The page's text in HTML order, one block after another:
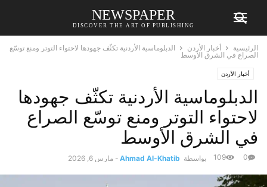
NEWSPAPER
DISCOVER THE ART OF PUBLISHING
الرئيسية أخبار الأردن
الدبلوماسية الأردنية تكثّف جهودها لاحتواء التوتر ومنع توسّع
الصراع في الشرق الأوسط
أخبار الأردن
الدبلوماسية الأردنية تكثّف جهودها
لاحتواء التوتر ومنع توسّع الصراع
في الشرق الأوسط
بواسطة Ahmad Al-Khatib
- مارس 6, 2026 0
109